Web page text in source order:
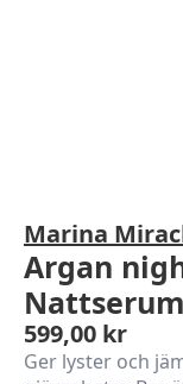
Marina
Argan
599,00 kr
Ger lyster och